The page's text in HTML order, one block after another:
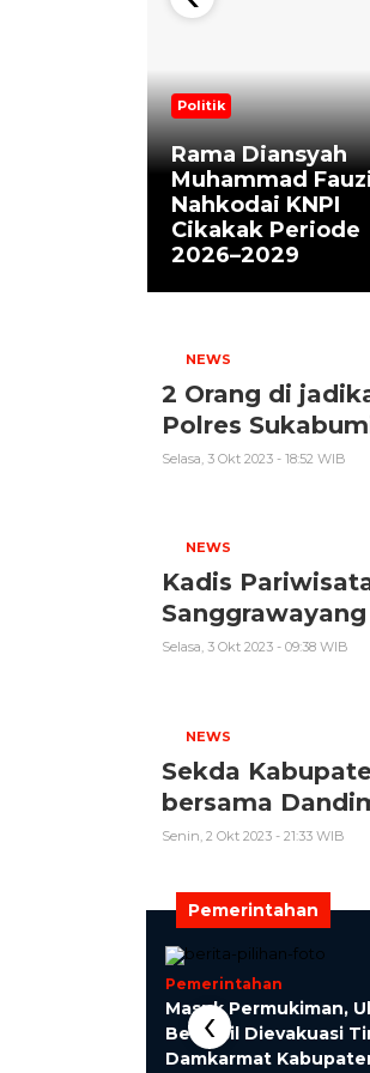
Politik
Rama Diansyah
Muhammad
Nahkodai KNPI
Cikakak Periode
2026–2029
NEWS
2 Orang di
Polres
Selasa, 3 Okt 2023 - 18:52 WIB
NEWS
Kadis
Sanggrawayang
Selasa, 3 Okt 2023 - 09:38 WIB
NEWS
Sekda
bersama
Senin, 2 Okt 2023 - 21:33 WIB
Pemerintahan
Pemerintahan
Masuk Permukiman,
Berhasil Dievakuasi
Damkarmat
‹